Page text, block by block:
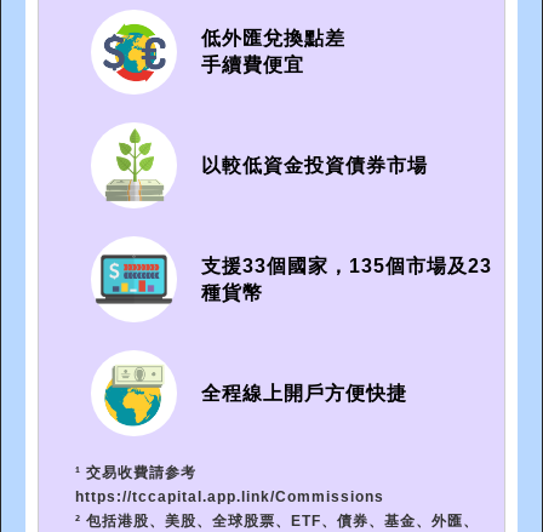
低外匯兌換點差
手續費便宜
以較低資金投資債券市場
支援33個國家，135個市場及23
種貨幣
全程線上開戶方便快捷
¹ 交易收費請参考
https://tccapital.app.link/Commissions
² 包括港股、美股、全球股票、ETF、債券、基金、外匯、